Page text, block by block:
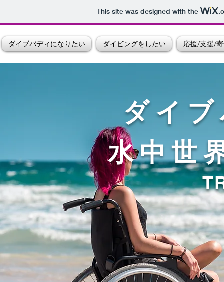
This site was designed with the
TRY
ダイブバディになりたい ダイビングをしたい 応援/支援/
ダイ
水中世